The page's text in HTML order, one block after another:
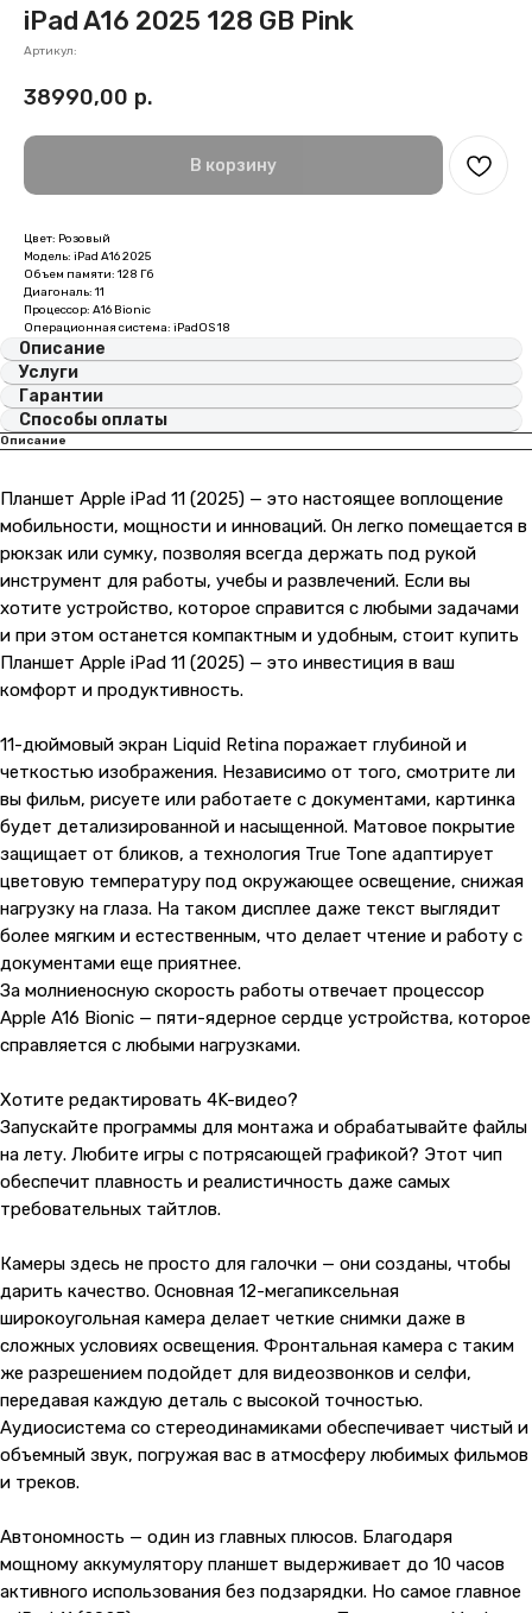
iPad A16 2025 128 GB Pink
Артикул:
38990,00 р.
В корзину
Цвет: Розовый
Модель: iPad A16 2025
Объем памяти: 128 Гб
Диагональ: 11
Процессор: A16 Bionic
Операционная система: iPadOS 18
Описание
Услуги
Гарантии
Способы оплаты
Описание
Планшет Apple iPad 11 (2025) — это настоящее воплощение
мобильности, мощности и инноваций. Он легко помещается в
рюкзак или сумку, позволяя всегда держать под рукой
инструмент для работы, учебы и развлечений. Если вы
хотите устройство, которое справится с любыми задачами
и при этом останется компактным и удобным, стоит купить
Планшет Apple iPad 11 (2025) — это инвестиция в ваш
комфорт и продуктивность.
11-дюймовый экран Liquid Retina поражает глубиной и
четкостью изображения. Независимо от того, смотрите ли
вы фильм, рисуете или работаете с документами, картинка
будет детализированной и насыщенной. Матовое покрытие
защищает от бликов, а технология True Tone адаптирует
цветовую температуру под окружающее освещение, снижая
нагрузку на глаза. На таком дисплее даже текст выглядит
более мягким и естественным, что делает чтение и работу с
документами еще приятнее.
За молниеносную скорость работы отвечает процессор
Apple A16 Bionic — пяти-ядерное сердце устройства, которое
справляется с любыми нагрузками.
Хотите редактировать 4K-видео?
Запускайте программы для монтажа и обрабатывайте файлы
на лету. Любите игры с потрясающей графикой? Этот чип
обеспечит плавность и реалистичность даже самых
требовательных тайтлов.
Камеры здесь не просто для галочки — они созданы, чтобы
дарить качество. Основная 12-мегапиксельная
широкоугольная камера делает четкие снимки даже в
сложных условиях освещения. Фронтальная камера с таким
же разрешением подойдет для видеозвонков и селфи,
передавая каждую деталь с высокой точностью.
Аудиосистема со стереодинамиками обеспечивает чистый и
объемный звук, погружая вас в атмосферу любимых фильмов
и треков.
Автономность — один из главных плюсов. Благодаря
мощному аккумулятору планшет выдерживает до 10 часов
активного использования без подзарядки. Но самое главное